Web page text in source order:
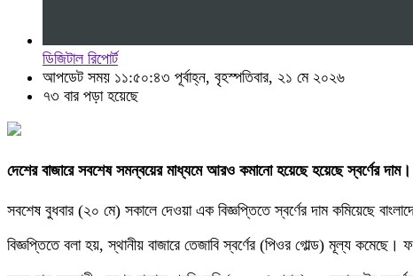
ডিজিটাল রিপোর্ট
আপডেট সময় ১১:৫০:৪৩ পূর্বাহ্ন, বৃহস্পতিবার, ২১ মে ২০২৬
৭৩ বার পড়া হয়েছে
দেশের বাজারে সবশেষ সমন্বয়ের মাধ্যমে আরও কমানো হয়েছে হয়েছে স্বর্ণের
সবশেষ বুধবার (২০ মে) সকালে দেওয়া এক বিজ্ঞপ্তিতে স্বর্ণের দাম কমিয়েছে
বিজ্ঞপ্তিতে বলা হয়, স্থানীয় বাজারে তেজাবি স্বর্ণের (পিওর গোল্ড) মূল্য কমেছে।